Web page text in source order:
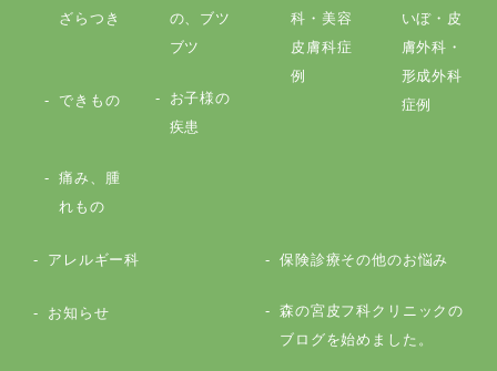
ざらつき
の、ブツ
ブツ
できもの
お子様の
疾患
痛み、腫
れもの
科・美容
皮膚科症
例
いぼ・皮
膚外科・
形成外科
症例
アレルギー科 保険診療その他のお悩み
お知らせ
森の宮皮フ科クリニックの
ブログを始めました。